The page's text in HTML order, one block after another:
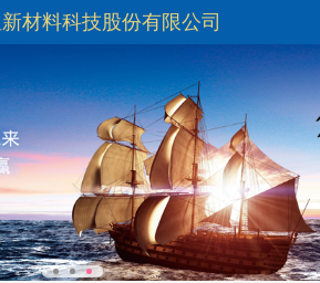
材料科技股份有限公司